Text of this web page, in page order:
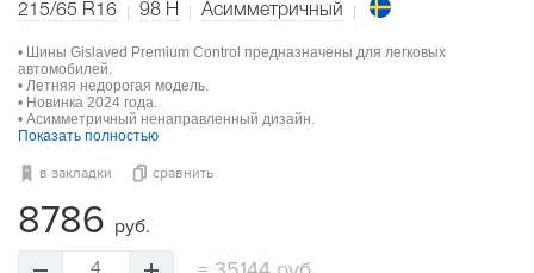
215/65 R16 98 H Асимметричный
• Шины Gislaved Premium Control предназначены для легковых
автомобилей.
• Летняя недорогая модель.
• Новинка 2024 года.
• Асимметричный ненаправленный дизайн.
Показать полностью
в закладки сравнить
8786 руб.
4